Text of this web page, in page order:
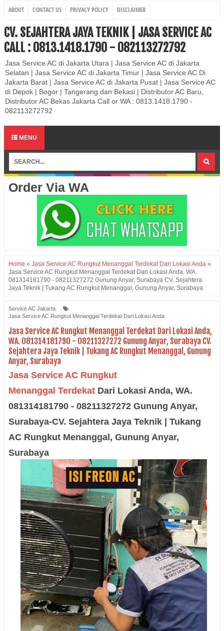
ABOUT CONTACT US PRIVACY POLICY DISCLAIMER
CV. SEJAHTERA JAYA TEKNIK | JASA SERVICE AC
CALL : 0813.1418.1790 - 082113272792
Jasa Service AC di Jakarta Utara | Jasa Service AC di Jakarta
Selatan | Jasa Service AC di Jakarta Timur | Jasa Service AC Di
Jakarta Barat | Jasa Service AC di Jakarta Pusat | Jasa Service AC
di Depok | Bogor | Tangerang dan Bekasi | Distributor AC Baru,
Distributor AC Bekas Jakarta Call or WA : 0813.1418.1790 -
082113272792
MENU
Order Via WA
Home » Jasa Service AC Rungkut Menanggal Terdekat Dari Lokasi Anda »
Jasa Service AC Rungkut Menanggal Terdekat Dari Lokasi Anda, WA.
081314181790 - 08211327272 Gunung Anyar, Surabaya CV. Sejahtera
Jaya Teknik | Tukang AC Rungkut Menanggal, Gunung Anyar, Surabaya
Service AC Jakarta
Jasa Service AC Rungkut Menanggal Terdekat Dari Lokasi Anda
Jasa Service AC Rungkut Menanggal Terdekat Dari Lokasi Anda,
WA. 081314181790 - 08211327272 Gunung Anyar, Surabaya CV.
Sejahtera Jaya Teknik | Tukang AC Rungkut Menanggal, Gunung
Anyar, Surabaya
Jasa Service AC Rungkut
Menanggal Terdekat Dari Lokasi Anda, WA.
081314181790 - 08211327272 Gunung Anyar,
Surabaya-CV. Sejahtera Jaya Teknik | Tukang
AC Rungkut Menanggal, Gunung Anyar,
Surabaya